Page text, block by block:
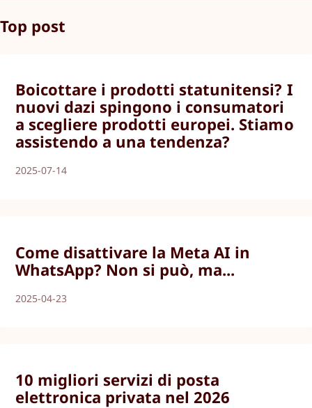
Top post
Boicottare i prodotti statunitensi? I
nuovi dazi spingono i consumatori
a scegliere prodotti europei. Stiamo
assistendo a una tendenza?
2025-07-14
Come disattivare la Meta AI in
WhatsApp? Non si può, ma...
2025-04-23
10 migliori servizi di posta
elettronica privata nel 2026